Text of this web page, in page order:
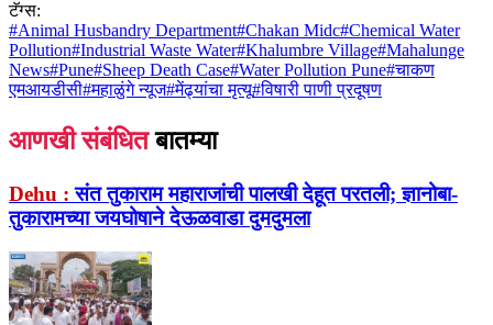
टॅग्स:
#Animal Husbandry Department#Chakan Midc#Chemical Water
Pollution#Industrial Waste Water#Khalumbre Village#Mahalunge
News#Pune#Sheep Death Case#Water Pollution Pune#चाकण
एमआयडीसी#महाळुंगे न्यूज#मेंढ्यांचा मृत्यू#विषारी पाणी प्रदूषण
आणखी संबंधित बातम्या
Dehu : संत तुकाराम महाराजांची पालखी देहूत परतली; ज्ञानोबा-
तुकारामच्या जयघोषाने देऊळवाडा दुमदुमला